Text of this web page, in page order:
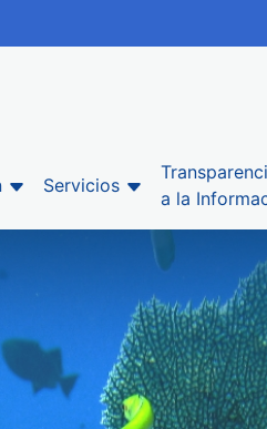
Servicios
a la